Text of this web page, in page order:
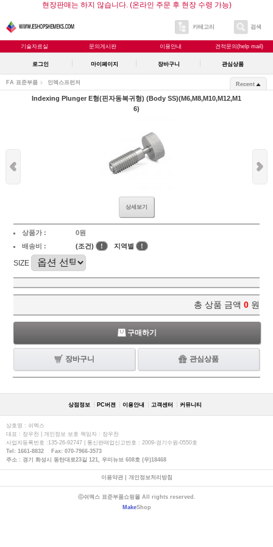
현장판매는 하지 않습니다. (온라인 주문 후 현장 수령 가능)
카테고리 검색
기술자료실 문의게시판 이용안내 견적문의(help mail)
로그인 마이페이지 장바구니 관심상품
FA 표준부품 인덱스프런저 Recent
Indexing Plunger E형(핀자동복귀형) (Body SS)(M6,M8,M10,M12,M1
6)
상세보기
상품가 :
0원
배송비 :
(조건) ! 지역별 !
SIZE
총 상품 금액 0 원
구매하기
장바구니 관심상품
상점정보 PC버젼 이용안내 고객센터 커뮤니티
상호명 : 쉬멕스
대표 : 장우천 | 개인정보 보호 책임자 : 장우천
사업자등록번호 :135-26-92747 | 통신판매업신고번호 : 2009-경기수원-0550호
Tel: 1661-8832 Fax: 070-7966-3573
주소 : 경기 화성시 동탄대로23길 121, 우미뉴브 608호 (우)18468
이용약관| 개인정보처리방침
ⓒ쉬멕스 표준부품쇼핑몰 All rights reserved.
MakeShop